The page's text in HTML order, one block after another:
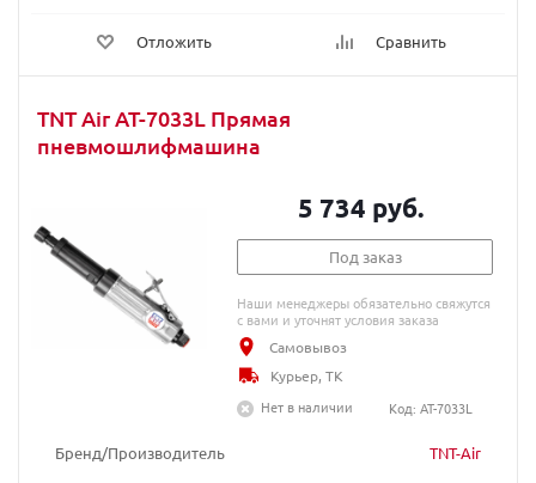
Отложить Сравнить
TNT Air AT-7033L Прямая
пневмошлифмашина
Бренд/Производитель TNT-Air
5 734 руб.
Под заказ
Наши менеджеры обязательно свяжутся
с вами и уточнят условия заказа
Самовывоз
Курьер, ТК
Нет в наличии
Код: AT-7033L